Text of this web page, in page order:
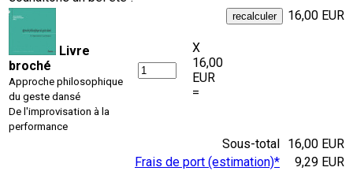
Livre
broché
Approche philosophique
du geste dansé
De l'improvisation à la
performance
X
16,00
EUR
=
16,00 EUR
Sous-total 16,00 EUR
Frais de port (estimation)*
9,29 EUR